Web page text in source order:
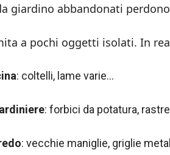
giardino abbandonati
a pochi oggetti isolati. In
: coltelli, lame varie…
: forbici da potatura,
: vecchie maniglie, griglie